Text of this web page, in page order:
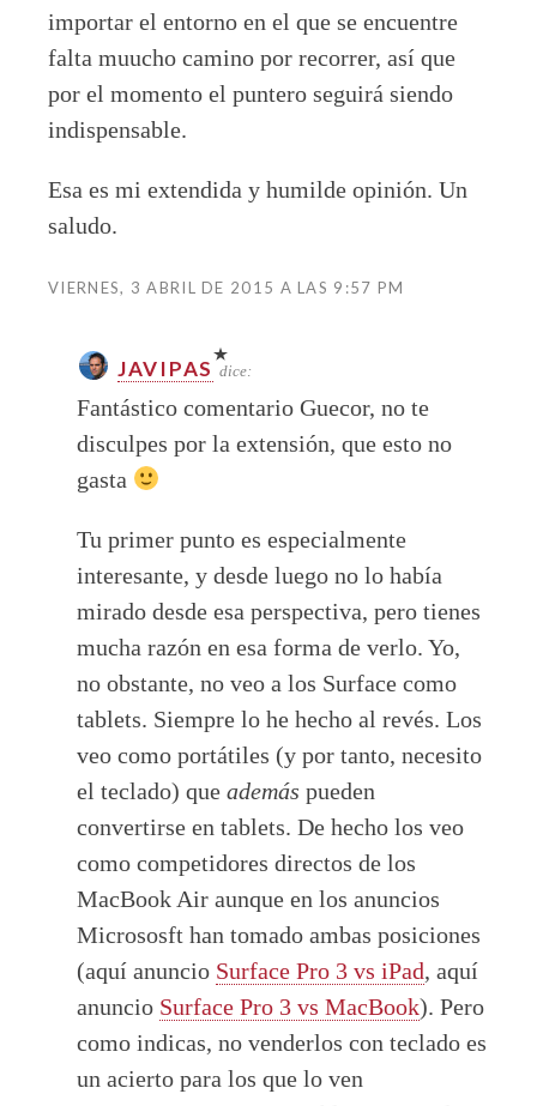
importar el entorno en el que se encuentre
falta muucho camino por recorrer, así que
por el momento el puntero seguirá siendo
indispensable.
Esa es mi extendida y humilde opinión. Un
saludo.
VIERNES, 3 ABRIL DE 2015 A LAS 9:57 PM
JAVIPAS dice:
Fantástico comentario Guecor, no te
disculpes por la extensión, que esto no
gasta
Tu primer punto es especialmente
interesante, y desde luego no lo había
mirado desde esa perspectiva, pero tienes
mucha razón en esa forma de verlo. Yo,
no obstante, no veo a los Surface como
tablets. Siempre lo he hecho al revés. Los
veo como portátiles (y por tanto, necesito
el teclado) que además pueden
convertirse en tablets. De hecho los veo
como competidores directos de los
MacBook Air aunque en los anuncios
Micrososft han tomado ambas posiciones
(aquí anuncio Surface Pro 3 vs iPad, aquí
anuncio Surface Pro 3 vs MacBook). Pero
como indicas, no venderlos con teclado es
un acierto para los que lo ven